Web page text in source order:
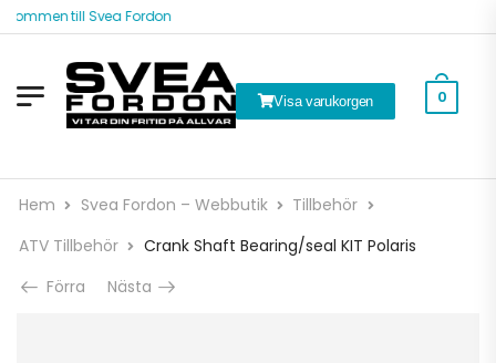
till Svea Fordon
Visa varukorgen 0
Hem Svea Fordon – Webbutik
Tillbehör
ATV Tillbehör
Crank Shaft Bearing/seal KIT Polaris
Förra
Nästa